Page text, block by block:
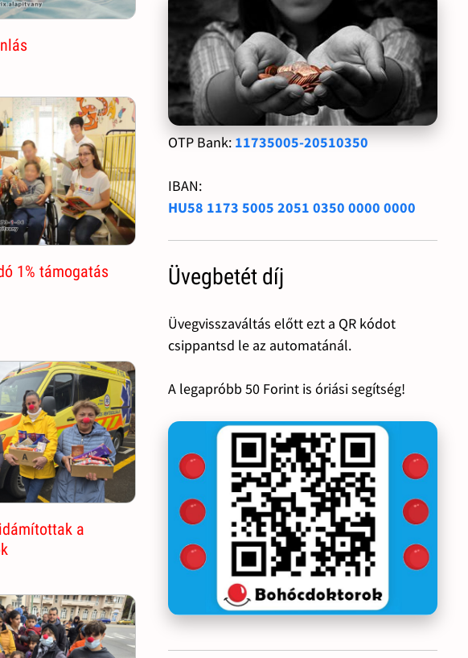
1% támogatás
a
OTP Bank: 11735005-20510350
IBAN:
HU58 1173 5005 2051 0350 0000 0000
Üvegbetét díj
Üvegvisszaváltás előtt ezt a QR kódot
csippantsd le az automatánál.
A legapróbb 50 Forint is óriási segítség!